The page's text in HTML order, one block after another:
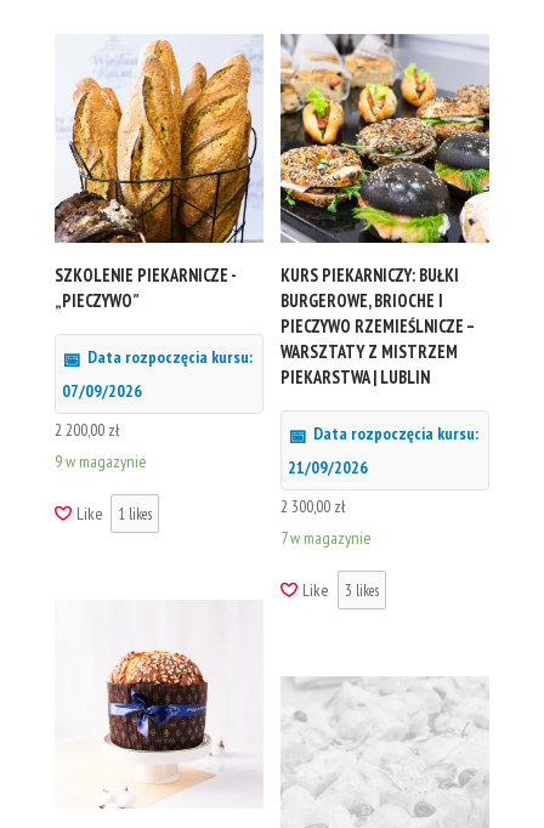
SZKOLENIE PIEKARNICZE -
„PIECZYWO”
Data rozpoczęcia kursu:
07/09/2026
2 200,00 zł
9 w magazynie
Like 1 likes
KURS PIEKARNICZY: BUŁKI
BURGEROWE, BRIOCHE I
PIECZYWO RZEMIEŚLNICZE –
WARSZTATY Z MISTRZEM
PIEKARSTWA | LUBLIN
Data rozpoczęcia kursu:
21/09/2026
2 300,00 zł
7 w magazynie
Like 3 likes